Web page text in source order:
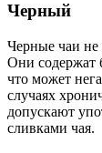
Черный
Черные чаи не
Они содержат
что может
случаях
допускают
сливками чая.